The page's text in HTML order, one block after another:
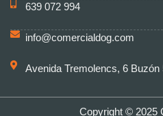
639 072 994
info@comercialdog.com
Avenida Tremolencs, 6
Copyright © 2025